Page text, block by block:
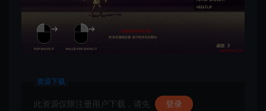
资源下载
此资源仅限注册用户下载，请先 登录